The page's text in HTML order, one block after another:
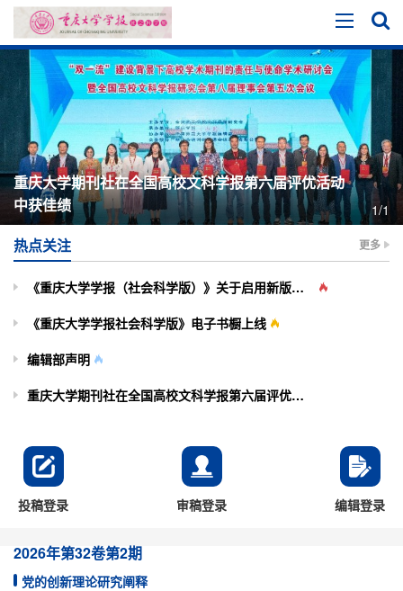
重庆大学期刊社在全国高校文科学报第六届评优活动
中获佳绩
1/1
热点关注 更多
《重庆大学学报（社会科学版）》关于启用新版投审稿系统的通知
《重庆大学学报社会科学版》电子书橱上线
编辑部声明
重庆大学期刊社在全国高校文科学报第六届评优活动中获佳绩
投稿登录 审稿登录 编辑登录
2026年第32卷第2期
党的创新理论研究阐释